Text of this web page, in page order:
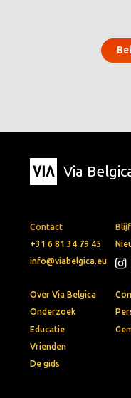
Via
Contact
+31 6 81 34 79 45
info@viabelgica.eu
Over Via Belgica
Onderzoek
Educatie
Vrienden
De gids